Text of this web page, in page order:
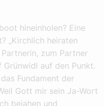
hineinholen? Eine
„Kirchlich heiraten
zum Partner
Grünwidl auf den Punkt.
Fundament der
Gott mir sein Ja-Wort
bejahen und